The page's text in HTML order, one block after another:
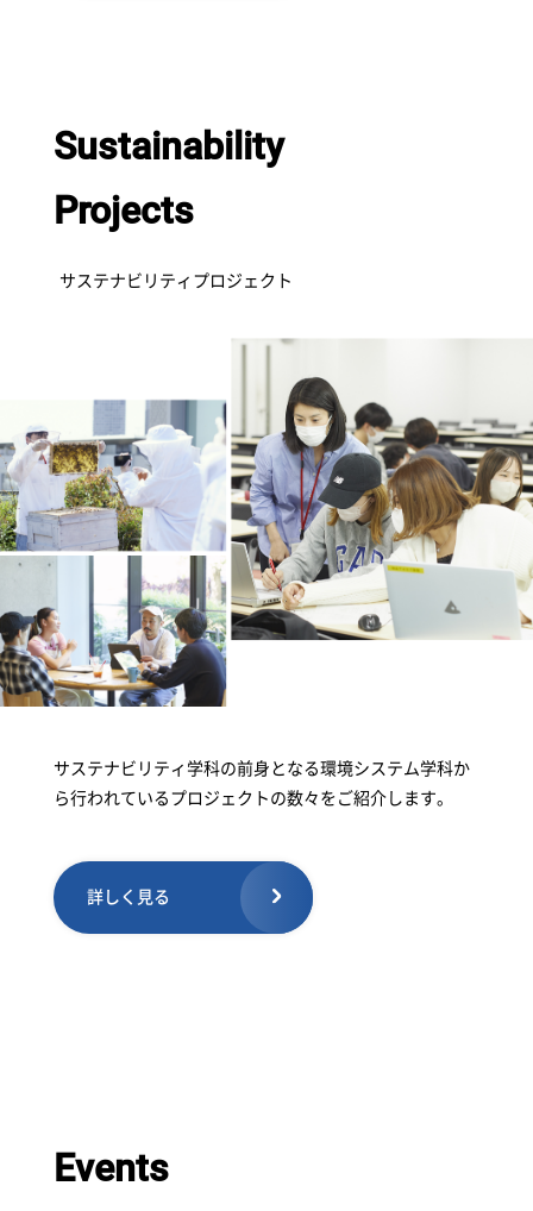
Sustainability
Projects
サステナビリティプロジェクト
サステナビリティ学科の前身となる環境システム学科か
ら行われているプロジェクトの数々をご紹介します。
詳しく見る
Events